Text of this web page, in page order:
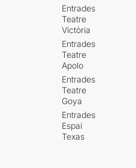
Entrades
Teatre
Victòria
Entrades
Teatre
Apolo
Entrades
Teatre
Goya
Entrades
Espai
Texas